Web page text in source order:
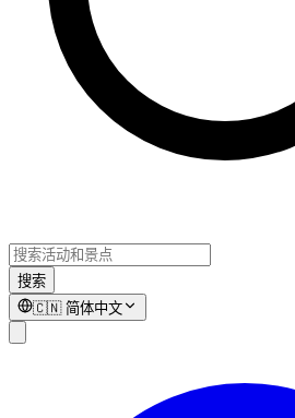
搜索
🇨🇳 简体中文